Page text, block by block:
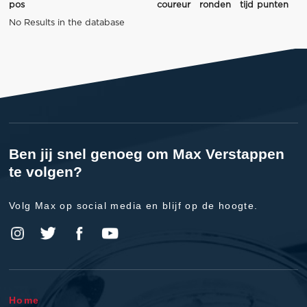
pos coureur ronden tijd
punten
No Results in the database
Ben jij snel genoeg om Max Verstappen
te volgen?
Volg Max op social media en blijf op de hoogte.
Home